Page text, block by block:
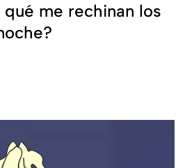
me rechinan los